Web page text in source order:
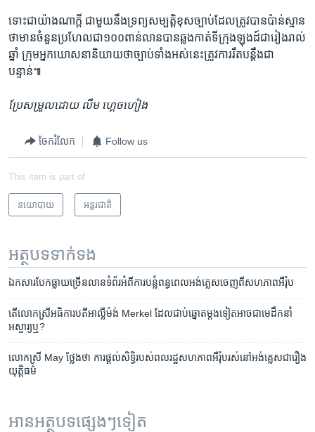
ទោះ​ជាយ៉ាង​ណា​ក្តី​ ជា​មួយ​នឹង​ទ្រព្យសម្បត្តិ​ខុសច្បាប់​ដែល​ត្រូវ​បាន​ប៉ាន់ស្មាន​
ថា​មាន​ចំនួន​ប្រហែល​ជា​១០០​ពាន់​លាន​បាន​ឆ្លង​កាត់​ទីក្រុង​ឡុងដ៍​ជា​រៀងរាល់​
ឆ្នាំ​ ក្រុម​អ្នក​ឃោសនា​និយាយ​ថា​ច្បាប់​ទាំង​អស់​នេះ​ត្រូវ​ការ​រឹត​បន្តឹង​ជា
បន្ទាន់៕
ប្រែសម្រួល​ដោយ លឹម​ ហ្គេចហៀង
ចែករំលែក Follow us
This item is part of
នយោបាយ អន្តរជាតិ
អត្ថបទ​ទាក់ទង
​ឯកសារ​បែក​ធ្លាយ​ច្រើន​លាន​ទំព័រ​អំពី​ការ​បន្លំ​ពន្ធ​ពេល​អង់គ្លេស​ចេញ​ពី​សហភាព​អឺរ៉ុប​
តើ​លោក​ស្រី​អធិការ​បតី​អាល្លឺម៉ង់ ​Merkel​ ដែល​ជាប់​ឆ្នោត​ម្តង​ទៀត​អាចជា​មេ​ដឹកនាំ​
អស្ចារ្យឬ?
លោកស្រី​ May ថ្លែងថា​ ការ​ផ្តល់​សិទ្ធិ​របស់​ពលរដ្ឋ​សហភាព​អឺរ៉ុប​រស់​នៅ​​អង់គ្លេស​ជារឿង​
យុត្តិធម៌
អានអត្ថបទផ្សេងៗទៀត